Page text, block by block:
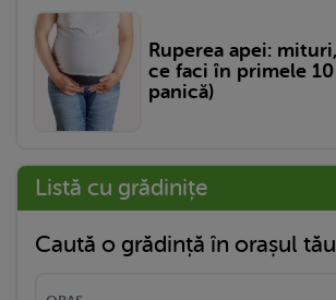
Ruperea apei:
ce faci în primele
panică)
Listă cu grădinițe
Caută o grădință în orașul tău